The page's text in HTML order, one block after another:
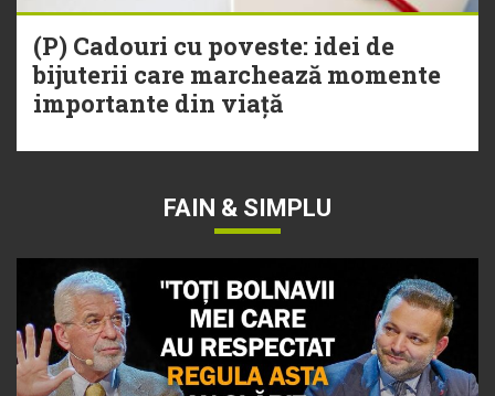
(P) Cadouri cu poveste: idei de
bijuterii care marchează momente
importante din viață
FAIN & SIMPLU